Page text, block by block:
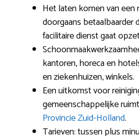
Het laten komen van een
doorgaans betaalbaarder
facilitaire dienst gaat
kantoren, horeca en
en ziekenhuizen, winkels.
Een uitkomst voor
gemeenschappelijke
Provincie Zuid-Holland.
Tarieven: tussen plus